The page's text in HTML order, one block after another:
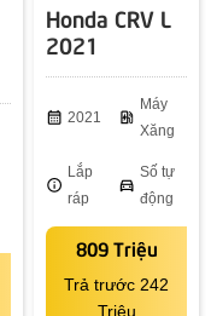
Honda CRV L
2021
calendar_month 2021 ev_station
Máy
Xăng
info
Lắp
ráp
directions_car
Số tự
động
809 Triệu
Trả trước 242
Triệu